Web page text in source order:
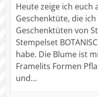
Heute zeige ich euch
Geschenktüte, die
Geschenktüten von
Stempelset
habe. Die Blume ist
Framelits Formen
und…